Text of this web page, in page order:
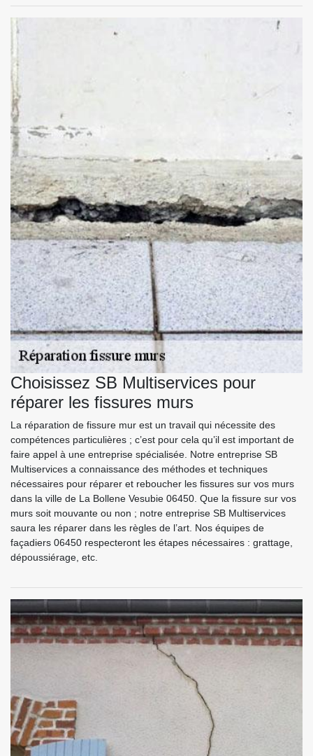
Choisissez SB Multiservices pour
réparer les fissures murs
La réparation de fissure mur est un travail qui nécessite des
compétences particulières ; c’est pour cela qu’il est important de
faire appel à une entreprise spécialisée. Notre entreprise SB
Multiservices a connaissance des méthodes et techniques
nécessaires pour réparer et reboucher les fissures sur vos murs
dans la ville de La Bollene Vesubie 06450. Que la fissure sur vos
murs soit mouvante ou non ; notre entreprise SB Multiservices
saura les réparer dans les règles de l’art. Nos équipes de
façadiers 06450 respecteront les étapes nécessaires : grattage,
dépoussiérage, etc.